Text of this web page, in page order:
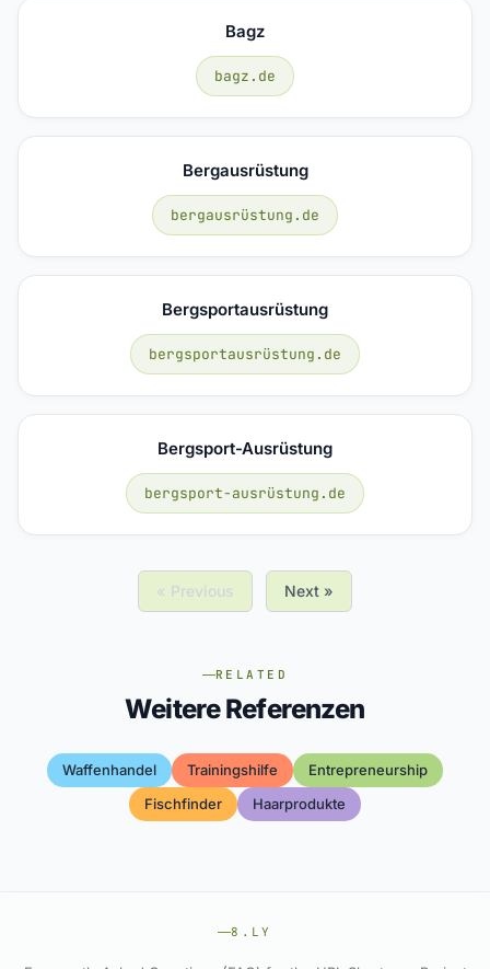
Bagz
bagz.de
Bergausrüstung
bergausrüstung.de
Bergsportausrüstung
bergsportausrüstung.de
Bergsport-Ausrüstung
bergsport-ausrüstung.de
« Previous Next »
RELATED
Weitere Referenzen
Waffenhandel Trainingshilfe
Entrepreneurship
Fischfinder
Haarprodukte
8.LY